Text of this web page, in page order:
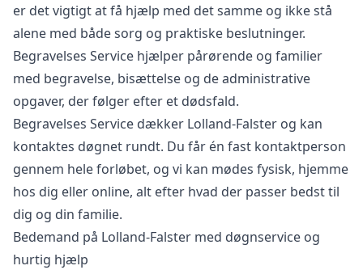
er det vigtigt at få hjælp med det samme og ikke stå
alene med både sorg og praktiske beslutninger.
Begravelses Service hjælper pårørende og familier
med begravelse, bisættelse og de administrative
opgaver, der følger efter et dødsfald.
Begravelses Service dækker Lolland-Falster og kan
kontaktes døgnet rundt. Du får én fast kontaktperson
gennem hele forløbet, og vi kan mødes fysisk, hjemme
hos dig eller online, alt efter hvad der passer bedst til
dig og din familie.
Bedemand på Lolland-Falster med døgnservice og
hurtig hjælp